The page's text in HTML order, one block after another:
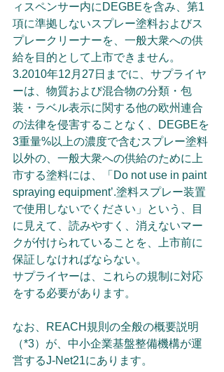
ィスペンサー内にDEGBEを含み、第1
項に準拠しないスプレー塗料およびス
プレークリーナーを、一般大衆への供
給を目的として上市できません。
3.2010年12月27日までに、サプライヤ
ーは、物質および混合物の分類・包
装・ラベル表示に関する他の欧州連合
の法律を侵害することなく、DEGBEを
3重量%以上の濃度で含むスプレー塗料
以外の、一般大衆への供給のために上
市する塗料には、「Do not use in paint
spraying equipment’.塗料スプレー装置
で使用しないでください」という、目
に見えて、読みやすく、消えないマー
クが付けられていることを、上市前に
保証しなければならない。
サプライヤーは、これらの規制に対応
をする必要があります。
なお、REACH規則の全般の概要説明
（*3）が、中小企業基盤整備機構が運
営するJ-Net21にあります。